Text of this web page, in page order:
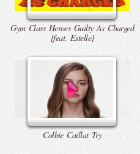
Gym Class Heroes Guilty As Charged
[feat. Estelle]
Colbie Caillat Try